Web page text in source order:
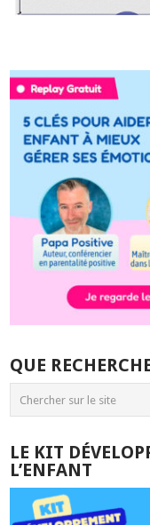
QUE
LE KIT
L’ENFANT